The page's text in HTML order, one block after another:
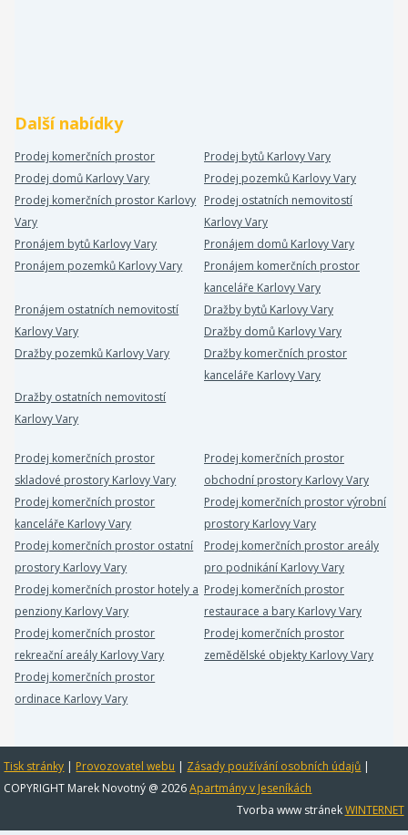
Další nabídky
Prodej komerčních prostor
Prodej bytů Karlovy Vary
Prodej domů Karlovy Vary
Prodej pozemků Karlovy Vary
Prodej komerčních prostor Karlovy
Vary
Prodej ostatních nemovitostí
Karlovy Vary
Pronájem bytů Karlovy Vary
Pronájem domů Karlovy Vary
Pronájem pozemků Karlovy Vary
Pronájem komerčních prostor
kanceláře Karlovy Vary
Pronájem ostatních nemovitostí
Karlovy Vary
Dražby bytů Karlovy Vary
Dražby domů Karlovy Vary
Dražby pozemků Karlovy Vary
Dražby komerčních prostor
kanceláře Karlovy Vary
Dražby ostatních nemovitostí
Karlovy Vary
Prodej komerčních prostor
skladové prostory Karlovy Vary
Prodej komerčních prostor
obchodní prostory Karlovy Vary
Prodej komerčních prostor
kanceláře Karlovy Vary
Prodej komerčních prostor výrobní
prostory Karlovy Vary
Prodej komerčních prostor ostatní
prostory Karlovy Vary
Prodej komerčních prostor areály
pro podnikání Karlovy Vary
Prodej komerčních prostor hotely a
penziony Karlovy Vary
Prodej komerčních prostor
restaurace a bary Karlovy Vary
Prodej komerčních prostor
rekreační areály Karlovy Vary
Prodej komerčních prostor
zemědělské objekty Karlovy Vary
Prodej komerčních prostor
ordinace Karlovy Vary
Tisk stránky | Provozovatel webu | Zásady používání osobních údajů |
COPYRIGHT Marek Novotný @ 2026Apartmány v Jeseníkách
Tvorba www stránekWINTERNET